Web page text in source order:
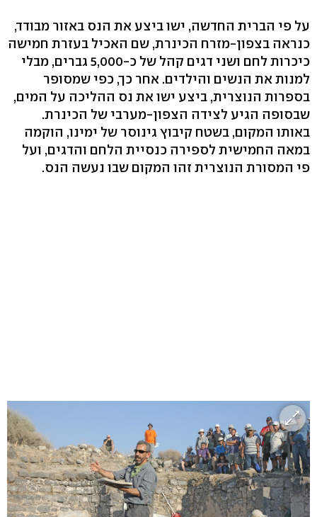
על פי הברית החדשה, ישו ביצע את הנס באזור מבודד,
כנראה בצפון-מזרח הכינרת, שם האכיל בעזרת חמישה
כיכרות לחם ושני דגים קהל של כ-5,000 גברים, מבלי
למנות את הנשים והילדים. אחר כך, כפי שמסופר
בספרות הנוצרית, ביצע ישו את נס ההליכה על המים,
שבסופה הגיע לצידה הצפון-מערבי של הכינרת.
באותו המקום, בשטח קיבוץ גינוסר של ימינו, הוקמה
במאה החמישית לספירה כנסיית הלחם והדגים, ועל
פי המסורת הנוצרית זהו המקום שבו נעשה הנס.